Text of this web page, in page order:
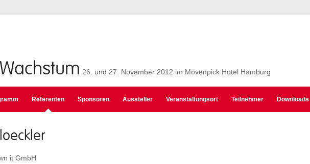
26. und 27. November 2012 im Mövenpick Hotel Hamburg
Referenten Sponsoren Aussteller Veranstaltungsort Teilnehmer Downloads
it GmbH